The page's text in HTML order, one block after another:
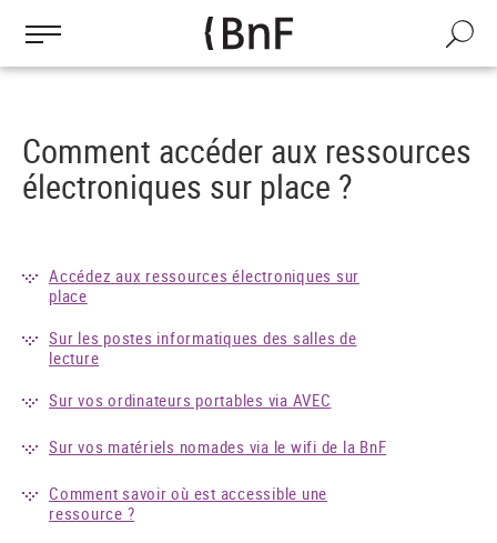
contenu
Recherche
Comment accéder aux ressources
électroniques sur place ?
Accédez aux ressources électroniques sur
place
Sur les postes informatiques des salles de
lecture
Sur vos ordinateurs portables via AVEC
Sur vos matériels nomades via le wifi de la BnF
Comment savoir où est accessible une
ressource ?